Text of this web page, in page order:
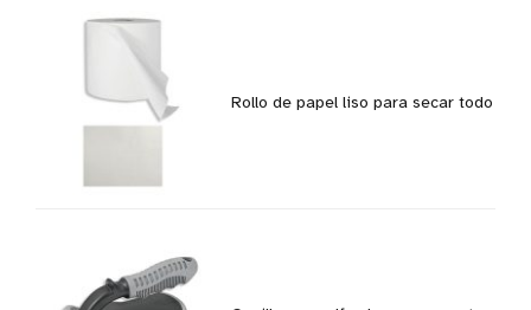
Rollo de papel liso para secar todo